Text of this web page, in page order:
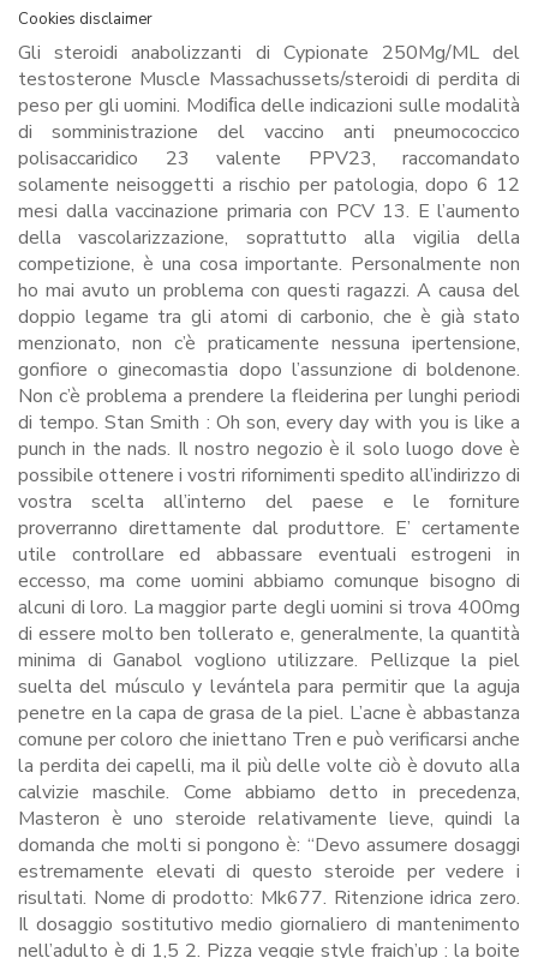
Cookies disclaimer
Gli steroidi anabolizzanti di Cypionate 250Mg/ML del
testosterone Muscle Massachussets/steroidi di perdita di
peso per gli uomini. Modiﬁca delle indicazioni sulle modalità
di somministrazione del vaccino anti pneumococcico
polisaccaridico 23 valente PPV23, raccomandato
solamente neisoggetti a rischio per patologia, dopo 6 12
mesi dalla vaccinazione primaria con PCV 13. E l’aumento
della vascolarizzazione, soprattutto alla vigilia della
competizione, è una cosa importante. Personalmente non
ho mai avuto un problema con questi ragazzi. A causa del
doppio legame tra gli atomi di carbonio, che è già stato
menzionato, non c’è praticamente nessuna ipertensione,
gonfiore o ginecomastia dopo l’assunzione di boldenone.
Non c’è problema a prendere la fleiderina per lunghi periodi
di tempo. Stan Smith : Oh son, every day with you is like a
punch in the nads. Il nostro negozio è il solo luogo dove è
possibile ottenere i vostri rifornimenti spedito all’indirizzo di
vostra scelta all’interno del paese e le forniture
proverranno direttamente dal produttore. E’ certamente
utile controllare ed abbassare eventuali estrogeni in
eccesso, ma come uomini abbiamo comunque bisogno di
alcuni di loro. La maggior parte degli uomini si trova 400mg
di essere molto ben tollerato e, generalmente, la quantità
minima di Ganabol vogliono utilizzare. Pellizque la piel
suelta del músculo y levántela para permitir que la aguja
penetre en la capa de grasa de la piel. L’acne è abbastanza
comune per coloro che iniettano Tren e può verificarsi anche
la perdita dei capelli, ma il più delle volte ciò è dovuto alla
calvizie maschile. Come abbiamo detto in precedenza,
Masteron è uno steroide relativamente lieve, quindi la
domanda che molti si pongono è: “Devo assumere dosaggi
estremamente elevati di questo steroide per vedere i
risultati. Nome di prodotto: Mk677. Ritenzione idrica zero.
Il dosaggio sostitutivo medio giornaliero di mantenimento
nell’adulto è di 1,5 2. Pizza veggie style fraich’up : la boite